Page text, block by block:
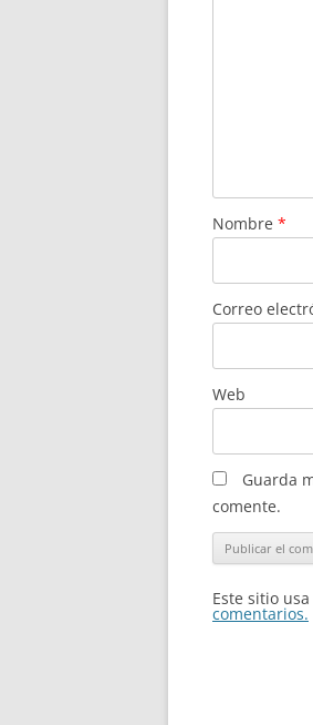
Nombre *
Correo
Web
Guarda
comente.
Este sitio
comentarios.